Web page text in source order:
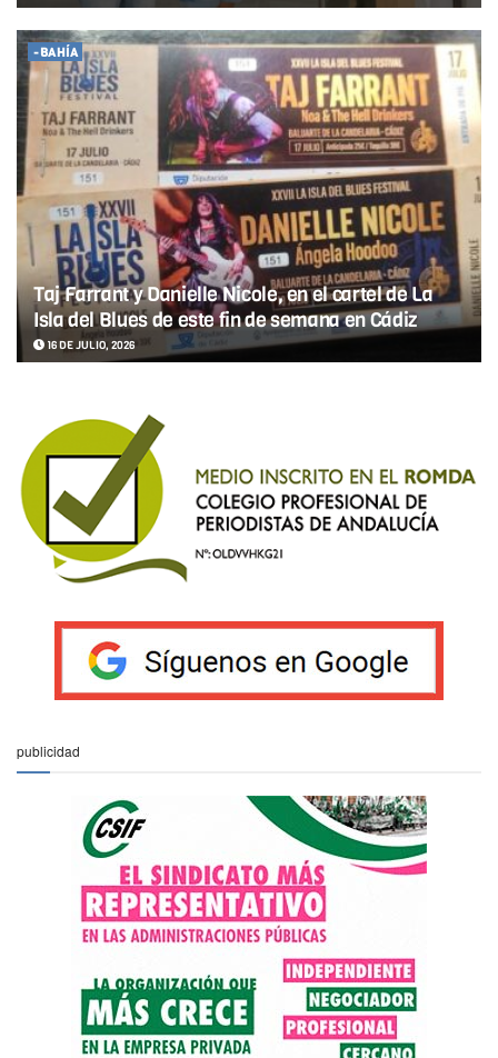
-BAHÍA
Taj Farrant y Danielle Nicole, en el cartel de La
Isla del Blues de este fin de semana en Cádiz
16 DE JULIO, 2026
publicidad